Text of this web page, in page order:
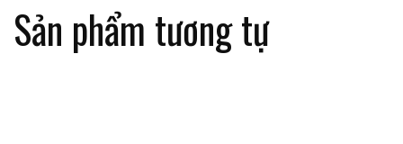
Sản phẩm tương tự